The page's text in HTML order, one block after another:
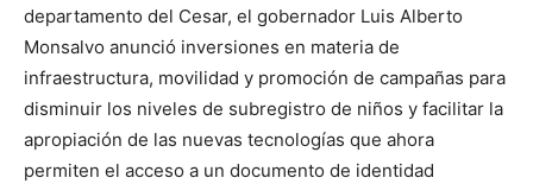
departamento del Cesar, el gobernador Luis Alberto
Monsalvo anunció inversiones en materia de
infraestructura, movilidad y promoción de campañas para
disminuir los niveles de subregistro de niños y facilitar la
apropiación de las nuevas tecnologías que ahora
permiten el acceso a un documento de identidad